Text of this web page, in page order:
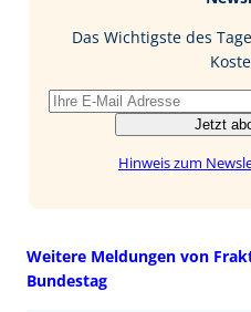
I
Das Wichtigste des
Jetzt
Hinweis zum
Weitere Meldungen von
Bundestag